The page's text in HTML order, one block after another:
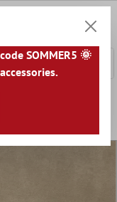
Noorvik
SOMMER5 🌞